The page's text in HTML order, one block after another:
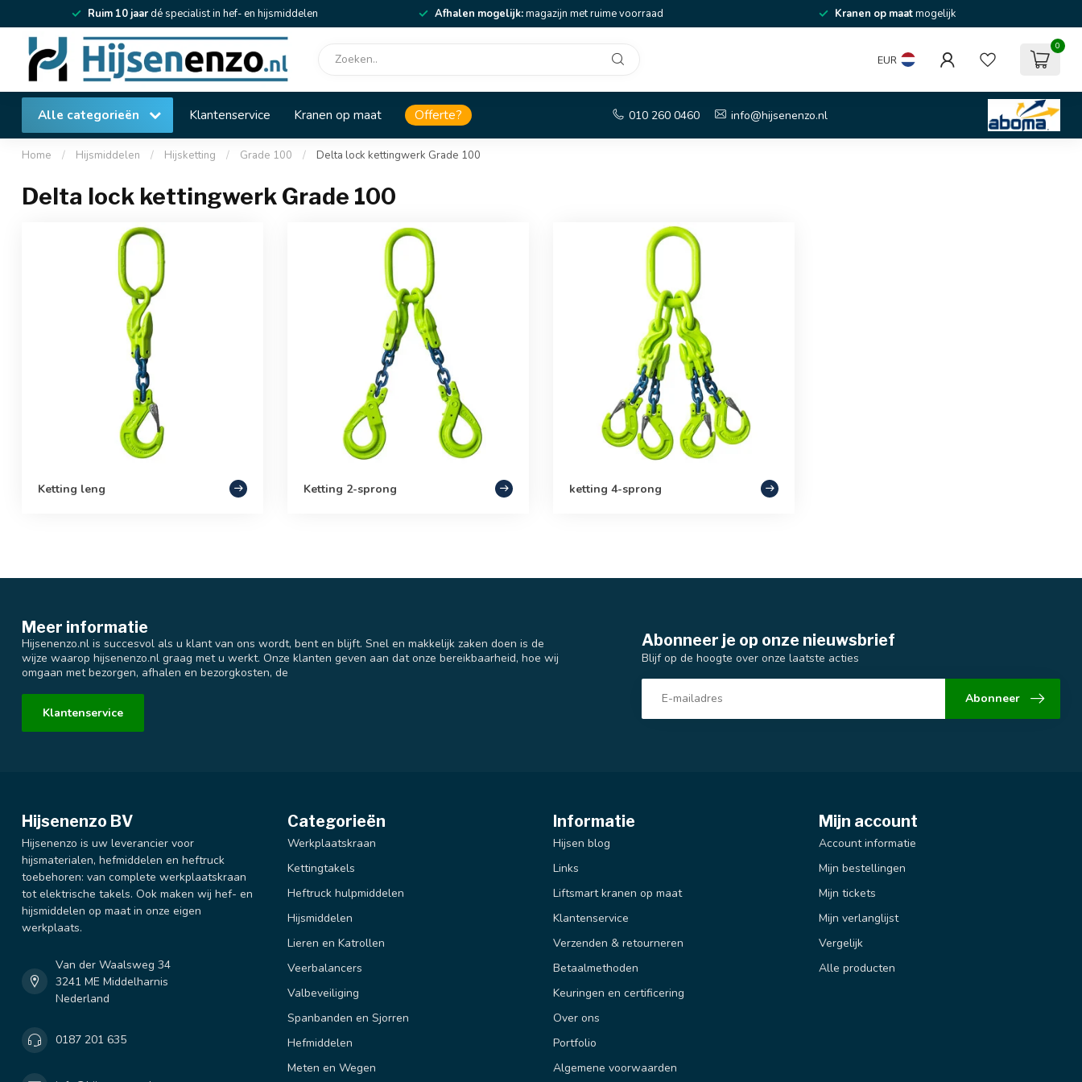
Ruim 10 jaardé specialist in hef- en hijsmiddelen Afhalen mogelijk:magazijn met ruime voorraad Kranen op maatmogelijk
EUR
0
Alle categorieën Klantenservice Kranen op maat Offerte? 010 260 0460 info@hijsenenzo.nl
Home / Hijsmiddelen / Hijsketting / Grade 100 / Delta lock kettingwerk Grade 100
Delta lock kettingwerk Grade 100
Ketting leng Ketting 2-sprong ketting 4-sprong
Meer informatie
Hijsenenzo.nl is succesvol als u klant van ons wordt, bent en blijft. Snel en makkelijk zaken doen is de
wijze waarop hijsenenzo.nl graag met u werkt. Onze klanten geven aan dat onze bereikbaarheid, hoe wij
omgaan met bezorgen, afhalen en bezorgkosten, de
Klantenservice
Abonneer je op onze nieuwsbrief
Blijf op de hoogte over onze laatste acties
Abonneer
Hijsenenzo BV
Hijsenenzo is uw leverancier voor
hijsmaterialen, hefmiddelen en heftruck
toebehoren: van complete werkplaatskraan
tot elektrische takels. Ook maken wij hef- en
hijsmiddelen op maat in onze eigen
werkplaats.
Van der Waalsweg 34
3241 ME Middelharnis
Nederland
0187 201 635
Categorieën
Werkplaatskraan
Kettingtakels
Heftruck hulpmiddelen
Hijsmiddelen
Lieren en Katrollen
Veerbalancers
Valbeveiliging
Spanbanden en Sjorren
Hefmiddelen
Meten en Wegen
Informatie
Hijsen blog
Links
Liftsmart kranen op maat
Klantenservice
Verzenden & retourneren
Betaalmethoden
Keuringen en certificering
Over ons
Portfolio
Algemene voorwaarden
Mijn account
Account informatie
Mijn bestellingen
Mijn tickets
Mijn verlanglijst
Vergelijk
Alle producten